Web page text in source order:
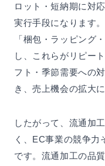
ロット・短納期に対
実行手段になります
「梱包・ラッピング・
し、これらがリピー
フト・季節需要への
き、売上機会の拡大
したがって、流通加
く、EC事業の競争力
です。流通加工の品